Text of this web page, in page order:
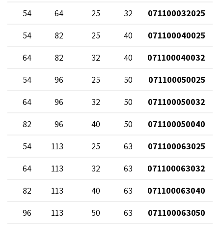
071100032025
32
25
64
54
071100040025
40
25
82
54
071100040032
40
32
82
64
071100050025
50
25
96
54
071100050032
50
32
96
64
071100050040
50
40
96
82
071100063025
63
25
113
54
071100063032
63
32
113
64
071100063040
63
40
113
82
071100063050
63
50
113
96